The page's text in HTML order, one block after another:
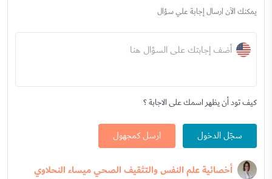
يمكنك الآن ارسال إجابة علي سؤال
أضف إجابتك على السؤال هنا
كيف تود أن يظهر اسمك على الاجابة ؟
سجّل الدخول ارسل كمجهول
أخصائية علم النفس والتثقيف الصحي ميساء النحلاوي